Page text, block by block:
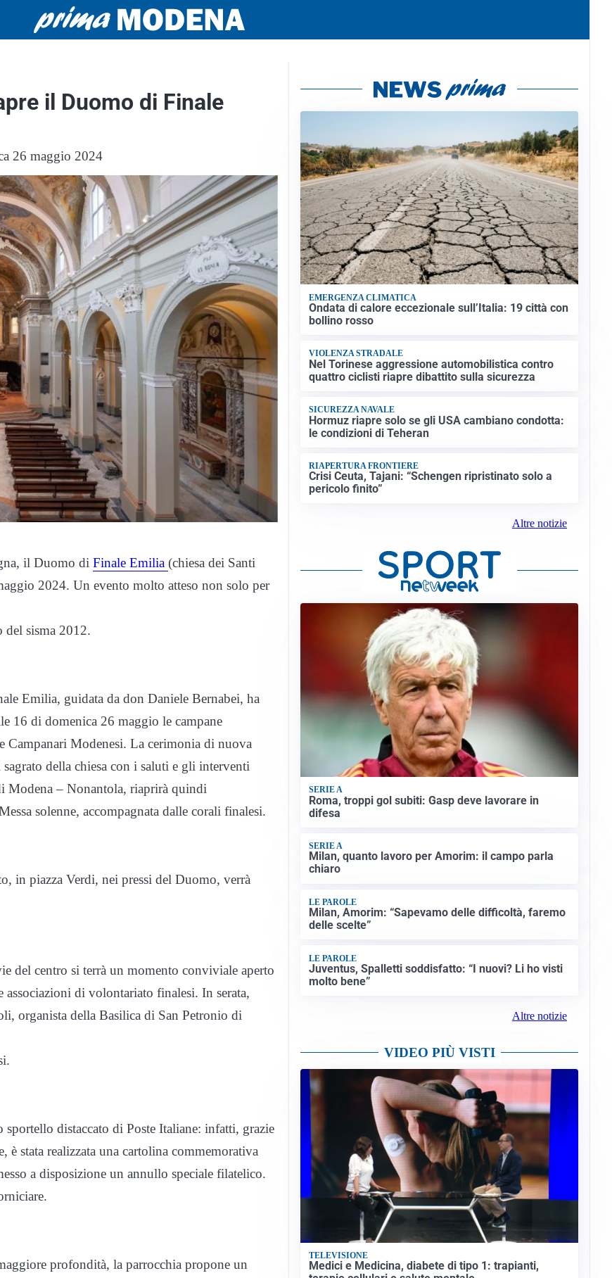
il Duomo di Finale
26 maggio 2024
il Duomo di Finale Emilia (chiesa dei Santi
2024. Un evento molto atteso non solo per
sisma 2012.
Emilia, guidata da don Daniele Bernabei, ha
16 di domenica 26 maggio le campane
Campanari Modenesi. La cerimonia di nuova
della chiesa con i saluti e gli interventi
Modena – Nonantola, riaprirà quindi
solenne, accompagnata dalle corali finalesi.
in piazza Verdi, nei pressi del Duomo, verrà
del centro si terrà un momento conviviale aperto
di volontariato finalesi. In serata,
organista della Basilica di San Petronio di
distaccato di Poste Italiane: infatti, grazie
stata realizzata una cartolina commemorativa
a disposizione un annullo speciale filatelico.
profondità, la parrocchia propone un
EMERGENZA CLIMATICA
Ondata di calore eccezionale sull’Italia: 19 città con
bollino rosso
VIOLENZA STRADALE
Nel Torinese aggressione automobilistica contro
quattro ciclisti riapre dibattito sulla sicurezza
SICUREZZA NAVALE
Hormuz riapre solo se gli USA cambiano condotta:
le condizioni di Teheran
RIAPERTURA FRONTIERE
Crisi Ceuta, Tajani: “Schengen ripristinato solo a
pericolo finito”
Altre notizie
SERIE A
Roma, troppi gol subiti: Gasp deve lavorare in
difesa
SERIE A
Milan, quanto lavoro per Amorim: il campo parla
chiaro
LE PAROLE
Milan, Amorim: “Sapevamo delle difficoltà, faremo
delle scelte”
LE PAROLE
Juventus, Spalletti soddisfatto: “I nuovi? Li ho visti
molto bene”
Altre notizie
VIDEO PIÙ VISTI
TELEVISIONE
Medici e Medicina, diabete di tipo 1: trapianti,